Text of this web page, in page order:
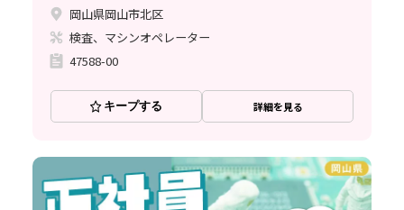
岡山県岡山市北区
検査、マシンオペレーター
47588-00
キープする 詳細を見る